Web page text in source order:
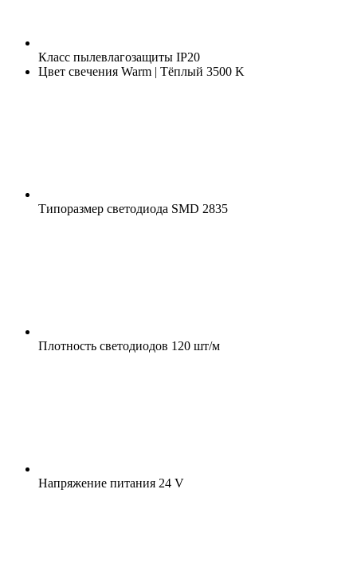
Класс пылевлагозащиты IP20
Цвет свечения Warm | Тёплый 3500 K
Типоразмер светодиода SMD 2835
Плотность светодиодов 120 шт/м
Напряжение питания 24 V